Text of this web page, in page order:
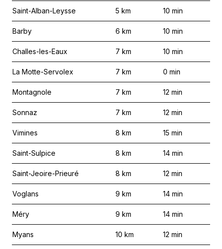
Saint-Alban-Leysse 5 km 10 min
Barby 6 km 10 min
Challes-les-Eaux 7 km 10 min
La Motte-Servolex 7 km 0 min
Montagnole 7 km 12 min
Sonnaz 7 km 12 min
Vimines 8 km 15 min
Saint-Sulpice 8 km 14 min
Saint-Jeoire-Prieuré 8 km 12 min
Voglans 9 km 14 min
Méry 9 km 14 min
Myans 10 km 12 min